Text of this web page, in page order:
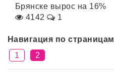
Брянске вырос на 16%
4142
1
Навигация по страницам
1
2